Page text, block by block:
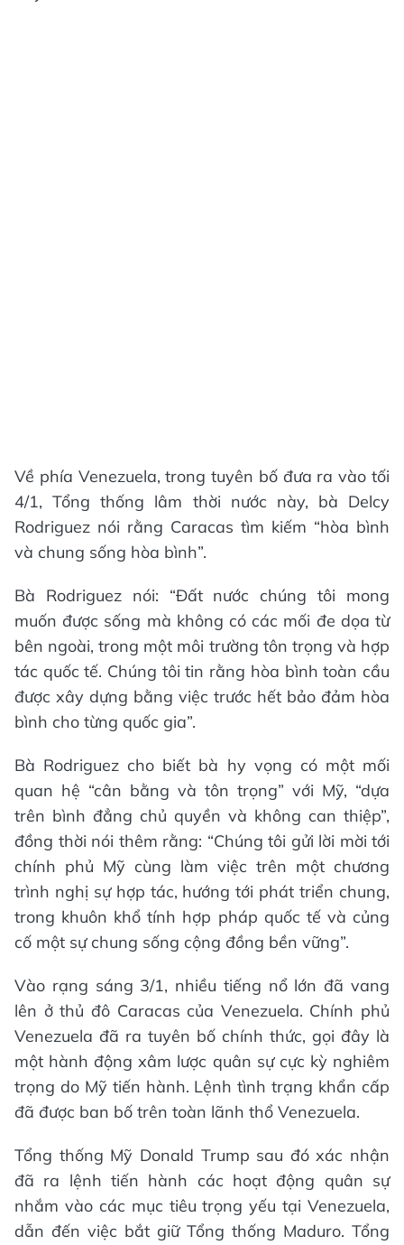
Về phía Venezuela, trong tuyên bố đưa ra vào tối
4/1, Tổng thống lâm thời nước này, bà Delcy
Rodriguez nói rằng Caracas tìm kiếm “hòa bình
và chung sống hòa bình”.
Bà Rodriguez nói: “Đất nước chúng tôi mong
muốn được sống mà không có các mối đe dọa từ
bên ngoài, trong một môi trường tôn trọng và hợp
tác quốc tế. Chúng tôi tin rằng hòa bình toàn cầu
được xây dựng bằng việc trước hết bảo đảm hòa
bình cho từng quốc gia”.
Bà Rodriguez cho biết bà hy vọng có một mối
quan hệ “cân bằng và tôn trọng” với Mỹ, “dựa
trên bình đẳng chủ quyền và không can thiệp”,
đồng thời nói thêm rằng: “Chúng tôi gửi lời mời tới
chính phủ Mỹ cùng làm việc trên một chương
trình nghị sự hợp tác, hướng tới phát triển chung,
trong khuôn khổ tính hợp pháp quốc tế và củng
cố một sự chung sống cộng đồng bền vững”.
Vào rạng sáng 3/1, nhiều tiếng nổ lớn đã vang
lên ở thủ đô Caracas của Venezuela. Chính phủ
Venezuela đã ra tuyên bố chính thức, gọi đây là
một hành động xâm lược quân sự cực kỳ nghiêm
trọng do Mỹ tiến hành. Lệnh tình trạng khẩn cấp
đã được ban bố trên toàn lãnh thổ Venezuela.
Tổng thống Mỹ Donald Trump sau đó xác nhận
đã ra lệnh tiến hành các hoạt động quân sự
nhắm vào các mục tiêu trọng yếu tại Venezuela,
dẫn đến việc bắt giữ Tổng thống Maduro. Tổng